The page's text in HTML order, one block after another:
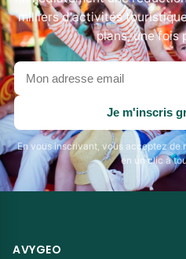
milliers d'activités
plans, une fois
Votre
adresse
email
Je m'inscris
En vous inscrivant, vous acceptez de
en un clic à
AVYGEO